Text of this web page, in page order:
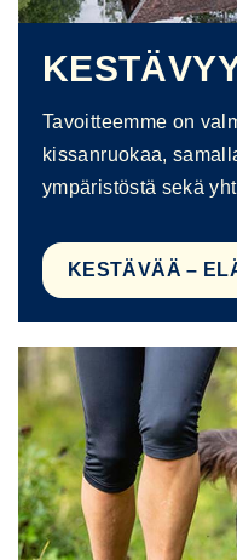
Tavoitteemme on
kissanruokaa,
ympäristöstä sekä
KESTÄVÄÄ –